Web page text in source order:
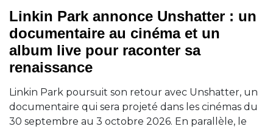
Linkin Park annonce Unshatter : un
documentaire au cinéma et un
album live pour raconter sa
renaissance
Linkin Park poursuit son retour avec Unshatter, un
documentaire qui sera projeté dans les cinémas du
30 septembre au 3 octobre 2026. En parallèle, le